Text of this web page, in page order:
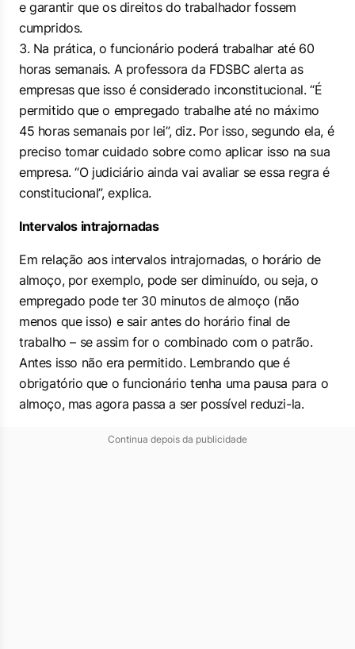
e garantir que os direitos do trabalhador fossem
cumpridos.
Na prática, o funcionário poderá trabalhar até 60
horas semanais. A professora da FDSBC alerta as
empresas que isso é considerado inconstitucional. “É
permitido que o empregado trabalhe até no máximo
45 horas semanais por lei”, diz. Por isso, segundo ela, é
preciso tomar cuidado sobre como aplicar isso na sua
empresa. “O judiciário ainda vai avaliar se essa regra é
constitucional”, explica.
Intervalos intrajornadas
Em relação aos intervalos intrajornadas, o horário de
almoço, por exemplo, pode ser diminuído, ou seja, o
empregado pode ter 30 minutos de almoço (não
menos que isso) e sair antes do horário final de
trabalho – se assim for o combinado com o patrão.
Antes isso não era permitido. Lembrando que é
obrigatório que o funcionário tenha uma pausa para o
almoço, mas agora passa a ser possível reduzi-la.
Continua depois da publicidade